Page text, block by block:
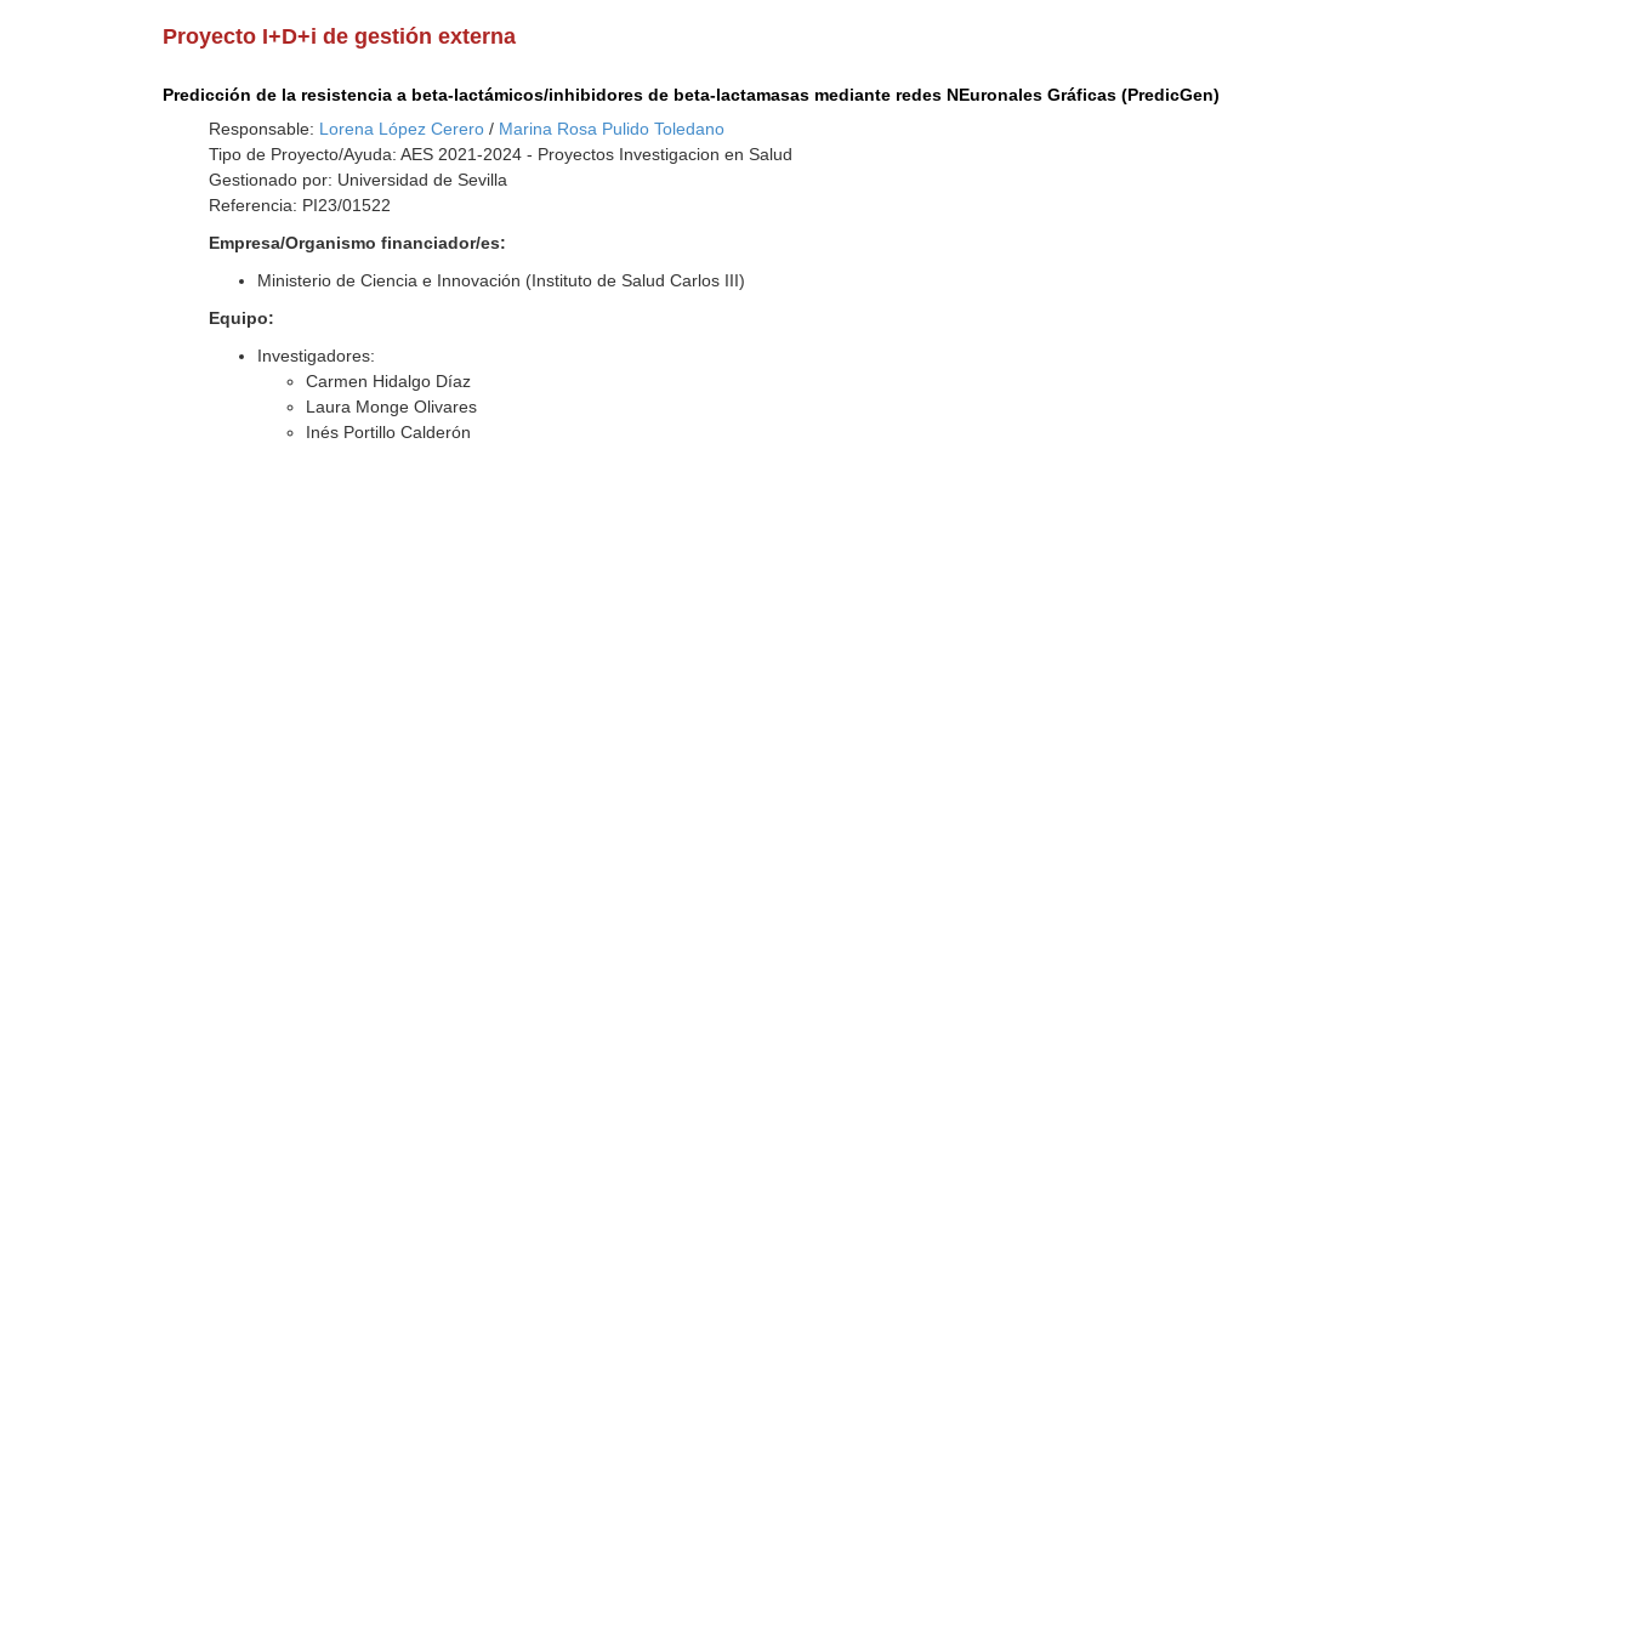
Proyecto I+D+i de gestión externa
Predicción de la resistencia a beta-lactámicos/inhibidores de beta-lactamasas mediante redes NEuronales Gráficas (PredicGen)
Responsable: Lorena López Cerero / Marina Rosa Pulido Toledano
Tipo de Proyecto/Ayuda: AES 2021-2024 - Proyectos Investigacion en Salud
Gestionado por: Universidad de Sevilla
Referencia: PI23/01522
Empresa/Organismo financiador/es:
Ministerio de Ciencia e Innovación (Instituto de Salud Carlos III)
Equipo:
Investigadores:
Carmen Hidalgo Díaz
Laura Monge Olivares
Inés Portillo Calderón